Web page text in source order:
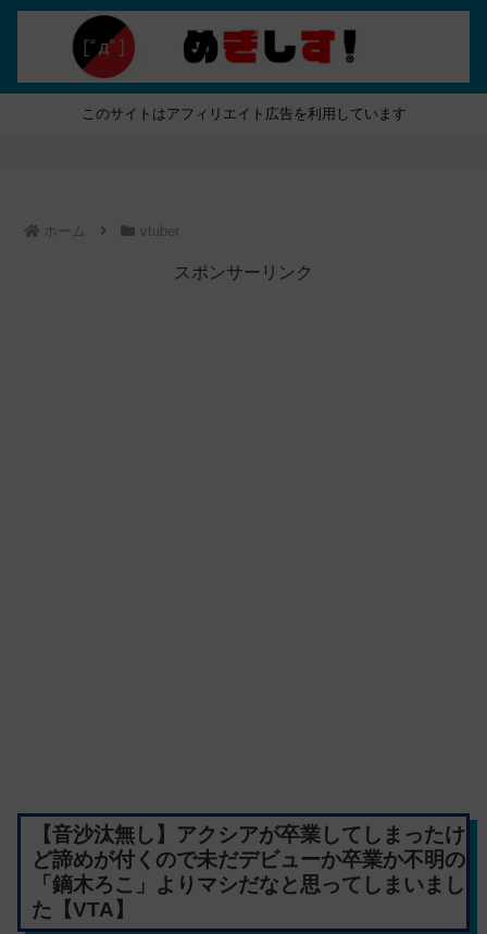
このサイトはアフィリエイト広告を利用しています
ホーム vtuber
スポンサーリンク
【音沙汰無し】アクシアが卒業してしまったけ
ど諦めが付くので未だデビューか卒業か不明の
「鏑木ろこ」よりマシだなと思ってしまいまし
た【VTA】